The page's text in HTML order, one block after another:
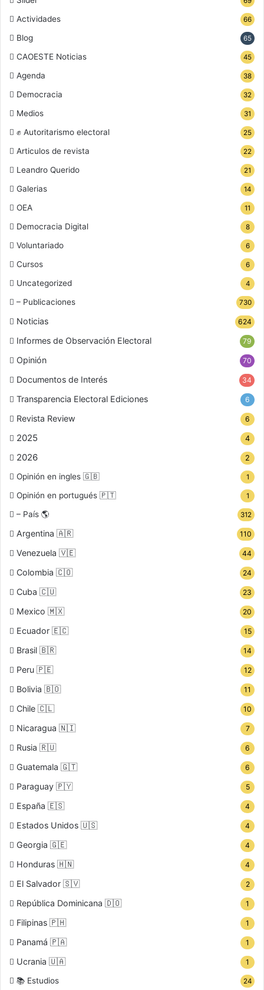
Actividades 66
Blog 65
CAOESTE Noticias 45
Agenda 38
Democracia 32
Medios 31
✊ Autoritarismo electoral 25
Articulos de revista 22
Leandro Querido 21
Galerias 14
OEA 11
Democracia Digital 8
Voluntariado 6
Cursos 6
Uncategorized 4
– Publicaciones 730
Noticias 624
Informes de Observación Electoral 79
Opinión 70
Documentos de Interés 34
Transparencia Electoral Ediciones 6
Revista Review 6
2025 4
2026 2
Opinión en ingles 🇬🇧 1
Opinión en portugués 🇵🇹 1
– País 🌎 312
Argentina 🇦🇷 110
Venezuela 🇻🇪 44
Colombia 🇨🇴 24
Cuba 🇨🇺 23
Mexico 🇲🇽 20
Ecuador 🇪🇨 15
Brasil 🇧🇷 14
Peru 🇵🇪 12
Bolivia 🇧🇴 11
Chile 🇨🇱 10
Nicaragua 🇳🇮 7
Rusia 🇷🇺 6
Guatemala 🇬🇹 6
Paraguay 🇵🇾 5
España 🇪🇸 4
Estados Unidos 🇺🇸 4
Georgia 🇬🇪 4
Honduras 🇭🇳 4
El Salvador 🇸🇻 2
República Dominicana 🇩🇴 1
Filipinas 🇵🇭 1
Panamá 🇵🇦 1
Ucrania 🇺🇦 1
📚 Estudios 24